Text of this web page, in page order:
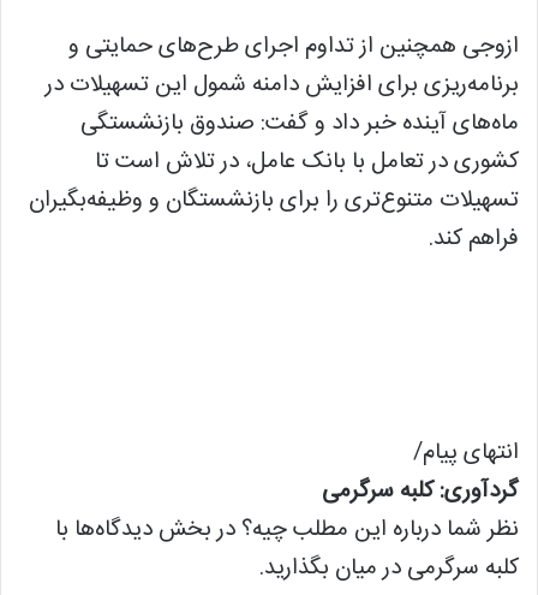
ازوجی همچنین از تداوم اجرای طرح‌های حمایتی و
برنامه‌ریزی برای افزایش دامنه شمول این تسهیلات در
ماه‌های آینده خبر داد و گفت: صندوق بازنشستگی
کشوری در تعامل با بانک عامل، در تلاش است تا
تسهیلات متنوع‌تری را برای بازنشستگان و وظیفه‌بگیران
فراهم کند.
انتهای پیام/
گردآوری: کلبه سرگرمی
نظر شما درباره این مطلب چیه؟ در بخش دیدگاه‌ها با
کلبه سرگرمی در میان بگذارید.